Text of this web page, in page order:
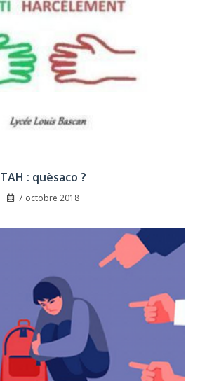
TAH : quèsaco ?
7 octobre 2018